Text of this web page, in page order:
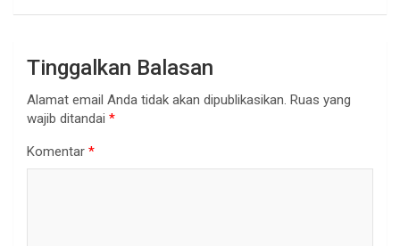
Tinggalkan Balasan
Alamat email Anda tidak akan dipublikasikan. Ruas yang
wajib ditandai *
Komentar *